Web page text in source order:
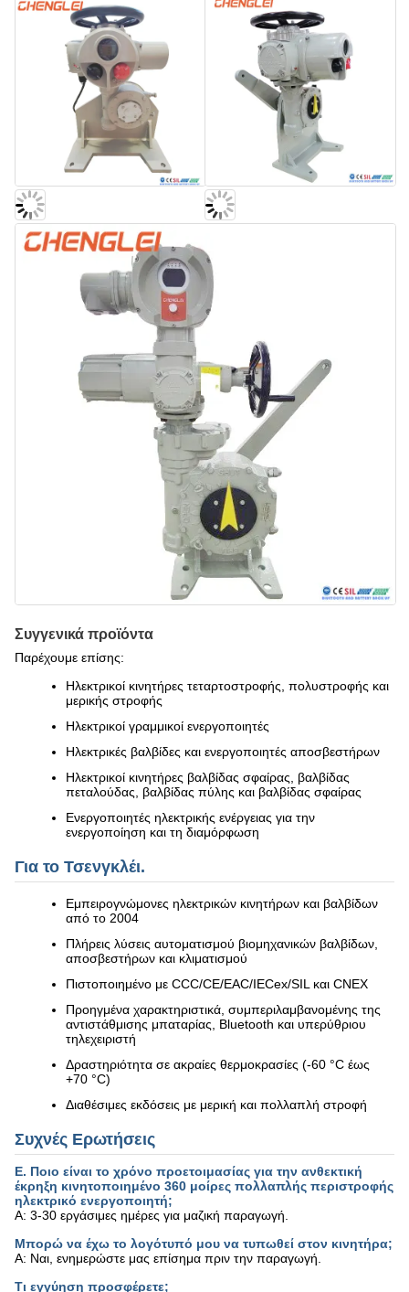
Συγγενικά προϊόντα
Παρέχουμε επίσης:
Ηλεκτρικοί κινητήρες τεταρτοστροφής, πολυστροφής και
μερικής στροφής
Ηλεκτρικοί γραμμικοί ενεργοποιητές
Ηλεκτρικές βαλβίδες και ενεργοποιητές αποσβεστήρων
Ηλεκτρικοί κινητήρες βαλβίδας σφαίρας, βαλβίδας
πεταλούδας, βαλβίδας πύλης και βαλβίδας σφαίρας
Ενεργοποιητές ηλεκτρικής ενέργειας για την
ενεργοποίηση και τη διαμόρφωση
Για το Τσενγκλέι.
Εμπειρογνώμονες ηλεκτρικών κινητήρων και βαλβίδων
από το 2004
Πλήρεις λύσεις αυτοματισμού βιομηχανικών βαλβίδων,
αποσβεστήρων και κλιματισμού
Πιστοποιημένο με CCC/CE/EAC/IECex/SIL και CNEX
Προηγμένα χαρακτηριστικά, συμπεριλαμβανομένης της
αντιστάθμισης μπαταρίας, Bluetooth και υπερύθριου
τηλεχειριστή
Δραστηριότητα σε ακραίες θερμοκρασίες (-60 °C έως
+70 °C)
Διαθέσιμες εκδόσεις με μερική και πολλαπλή στροφή
Συχνές Ερωτήσεις
Ε. Ποιο είναι το χρόνο προετοιμασίας για την ανθεκτική
έκρηξη κινητοποιημένο 360 μοίρες πολλαπλής περιστροφής
ηλεκτρικό ενεργοποιητή;
Α: 3-30 εργάσιμες ημέρες για μαζική παραγωγή.
Μπορώ να έχω το λογότυπό μου να τυπωθεί στον κινητήρα;
Α: Ναι, ενημερώστε μας επίσημα πριν την παραγωγή.
Τι εγγύηση προσφέρετε;